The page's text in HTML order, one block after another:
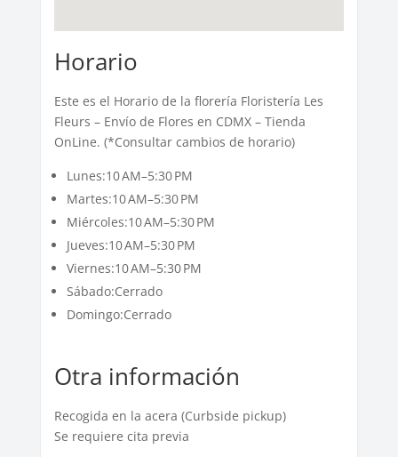
Horario
Este es el Horario de la florería Floristería Les
Fleurs – Envío de Flores en CDMX – Tienda
OnLine. (*Consultar cambios de horario)
Lunes:10 AM–5:30 PM
Martes:10 AM–5:30 PM
Miércoles:10 AM–5:30 PM
Jueves:10 AM–5:30 PM
Viernes:10 AM–5:30 PM
Sábado:Cerrado
Domingo:Cerrado
Otra información
Recogida en la acera (Curbside pickup)
Se requiere cita previa